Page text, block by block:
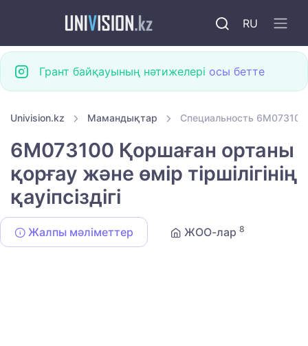
RU
Грант байқауының нәтижелері осы бетте
Univision.kz Мамандықтар Специальность 6M073100
6M073100 Қоршаған ортаны
қорғау және өмір тіршілігінің
қауіпсіздігі
Жалпы мәліметтер ЖОО-лар 8